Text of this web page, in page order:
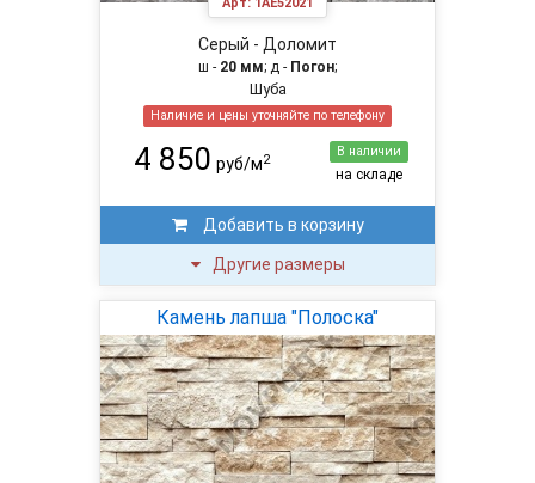
Серый - Доломит
ш - 20 мм; д - Погон;
Шуба
Наличие и цены уточняйте по телефону
4 850 руб/м2
В наличии
на складе
Добавить в корзину
Другие размеры
Камень лапша "Полоска"